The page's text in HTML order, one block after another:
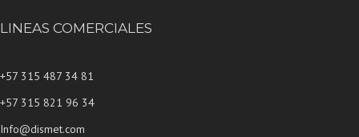
LINEAS COMERCIALES
+57 315 487 34 81
+57 315 821 96 34
Info@dismet.com